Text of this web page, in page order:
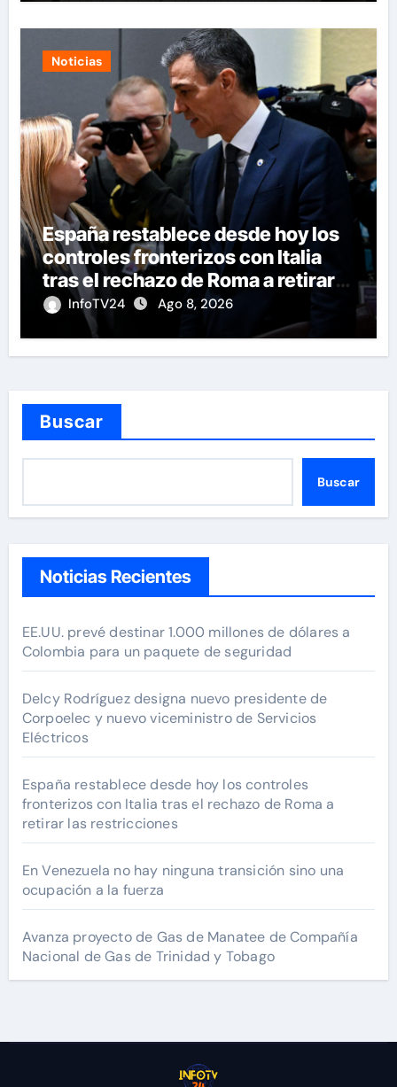
Noticias
España restablece desde hoy los
controles fronterizos con Italia
tras el rechazo de Roma a retirar
las restricciones
InfoTV24 Ago 8, 2026
Buscar
Buscar
Noticias Recientes
EE.UU. prevé destinar 1.000 millones de dólares a
Colombia para un paquete de seguridad
Delcy Rodríguez designa nuevo presidente de
Corpoelec y nuevo viceministro de Servicios
Eléctricos
España restablece desde hoy los controles
fronterizos con Italia tras el rechazo de Roma a
retirar las restricciones
En Venezuela no hay ninguna transición sino una
ocupación a la fuerza
Avanza proyecto de Gas de Manatee de Compañía
Nacional de Gas de Trinidad y Tobago